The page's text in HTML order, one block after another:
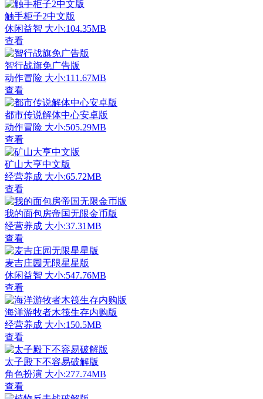
触手柜子2中文版
休闲益智 大小:104.35MB
查看
智行战旗免广告版
动作冒险 大小:111.67MB
查看
都市传说解体中心安卓版
动作冒险 大小:505.29MB
查看
矿山大亨中文版
经营养成 大小:65.72MB
查看
我的面包房帝国无限金币版
经营养成 大小:37.31MB
查看
麦吉庄园无限星星版
休闲益智 大小:547.76MB
查看
海洋游牧者木筏生存内购版
经营养成 大小:150.5MB
查看
太子殿下不容易破解版
角色扮演 大小:277.74MB
查看